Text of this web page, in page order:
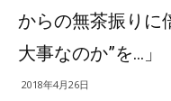
からの無茶振りに
大事なのか”を…」
2018年4月26日